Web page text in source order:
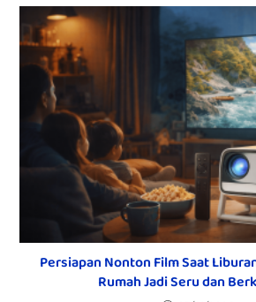
Persiapan Nonton Film Saat
Rumah Jadi Seru dan